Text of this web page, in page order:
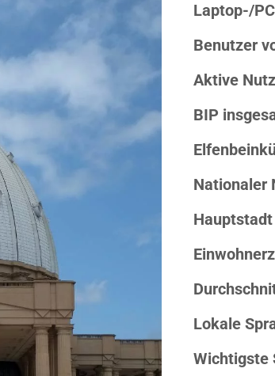
Laptop-/
Benutzer
Aktive
BIP
Nationaler
Lokale
Wichtigste